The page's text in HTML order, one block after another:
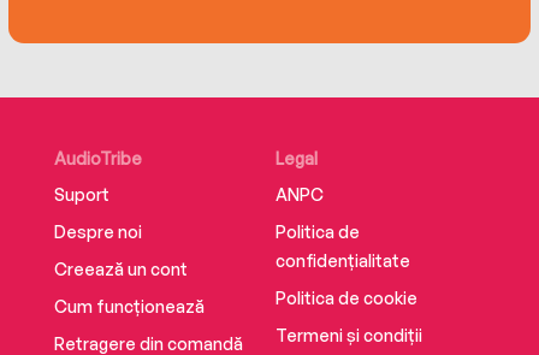
AudioTribe
Suport
Despre noi
Creează un cont
Cum funcționează
Retragere din comandă
Legal
ANPC
Politica de
confidențialitate
Politica de cookie
Termeni și condiții